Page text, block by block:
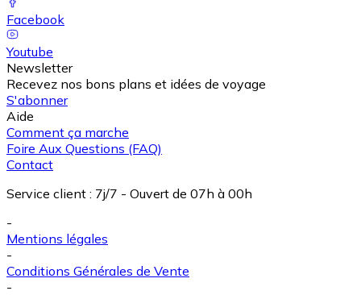
Facebook
Youtube
Newsletter
Recevez nos bons plans et idées de voyage
S'abonner
Aide
Comment ça marche
Foire Aux Questions (FAQ)
Contact
Service client : 7j/7 - Ouvert de 07h à 00h
-
Mentions légales
-
Conditions Générales de Vente
-